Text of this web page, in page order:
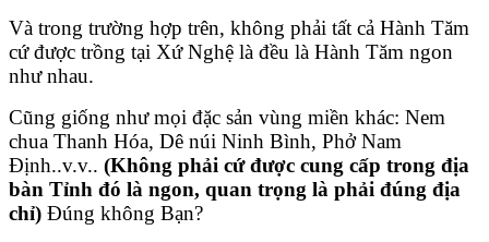
Và trong trường hợp trên, không phải tất cả Hành Tăm
cứ được trồng tại Xứ Nghệ là đều là Hành Tăm ngon
như nhau.
Cũng giống như mọi đặc sản vùng miền khác: Nem
chua Thanh Hóa, Dê núi Ninh Bình, Phở Nam
Định..v.v.. (Không phải cứ được cung cấp trong địa
bàn Tỉnh đó là ngon, quan trọng là phải đúng địa
chỉ) Đúng không Bạn?